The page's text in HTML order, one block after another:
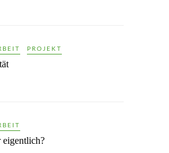
PROJEKT